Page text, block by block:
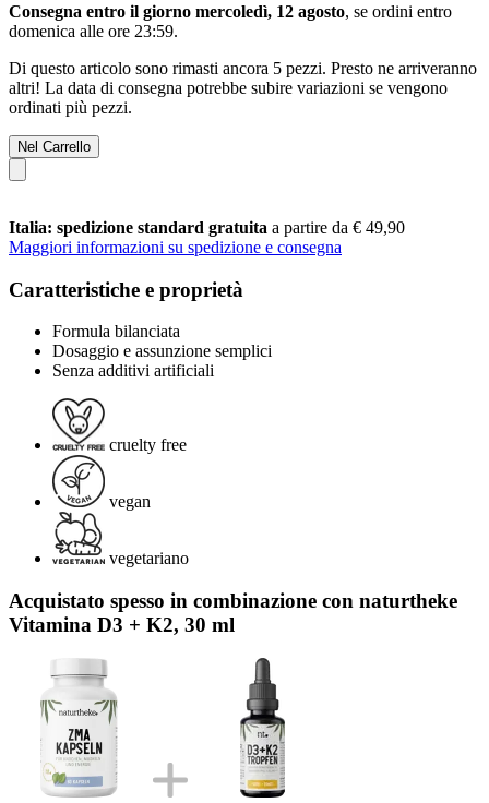
Consegna entro il giorno mercoledì, 12 agosto, se ordini entro
domenica alle ore 23:59.
Di questo articolo sono rimasti ancora 5 pezzi. Presto ne arriveranno
altri! La data di consegna potrebbe subire variazioni se vengono
ordinati più pezzi.
Nel Carrello
Italia: spedizione standard gratuita a partire da € 49,90
Maggiori informazioni su spedizione e consegna
Caratteristiche e proprietà
Formula bilanciata
Dosaggio e assunzione semplici
Senza additivi artificiali
cruelty free
vegan
vegetariano
Acquistato spesso in combinazione con naturtheke
Vitamina D3 + K2, 30 ml